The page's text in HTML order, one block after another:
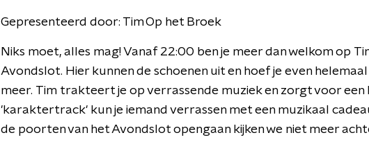
Gepresenteerd door: Tim Op het Broek
Niks moet, alles mag! Vanaf 22:00 ben je meer dan welkom op
Avondslot. Hier kunnen de schoenen uit en hoef je even helemaal
meer. Tim trakteert je op verrassende muziek en zorgt voor een
'karaktertrack' kun je iemand verrassen met een muzikaal
de poorten van het Avondslot opengaan kijken we niet meer